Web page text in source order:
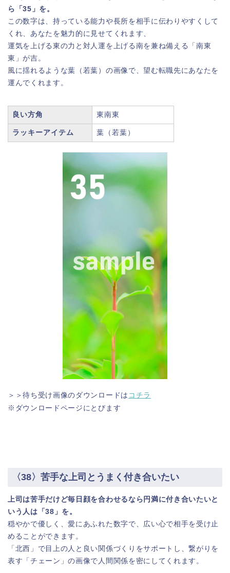
ら「35」を。
この数字は、持っている能力や長所を相手に伝わりやすくして
くれ、あなたを魅力的に見せてくれます、
運気を上げる東の力と対人運を上げる南を兼ね備える「南東
東」が吉。
風に揺れるような葉（若葉）の画像で、望む転職先にあなたを
運んでくれます。
良い方角 東南東
ラッキーアイテム 葉（若葉）
＞＞待ち受け画像のダウンロードは コチラ
※ダウンロードページにとびます
〈38〉苦手な上司とうまく付き合いたい
上司は苦手だけど毎日顔を合わせるなら円満に付き合いたいと
いう人は「38」を。
穏やかで優しく、愛にあふれた数字で、広い心で相手を受け止
めることができます。
「北西」で目上の人と良い関係づくりをサポートし、繋がりを
表す「チェーン」の画像で人間関係を密にしてくれます。